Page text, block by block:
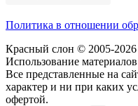
Политика в отношении
Красный слон © 2005-
Использование
Все представленные на
характер и ни при каких
офертой.